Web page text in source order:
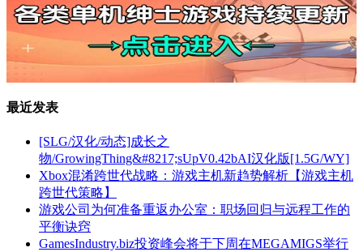
最近发表
[SLG/汉化/动态]成长之
物/GrowingThing&#8217;sUpV0.42bAI汉化版[1.5G/WY]
Xbox混淆跨世代战略：游戏主机新趋势解析【游戏主机
跨世代策略】
游戏公司为何准备重返办公室：职场回归与远程工作的
平衡诀窍
GamesIndustry.biz投资峰会将于下周在MEGAMIGS举行